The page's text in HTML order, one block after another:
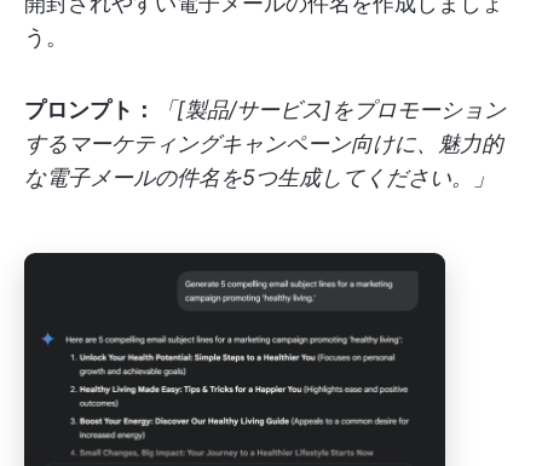
う。
プロンプト：
「[製品/サービス]をプロモーション
するマーケティングキャンペーン向けに、魅力的
な電子メールの件名を5つ生成してください。」